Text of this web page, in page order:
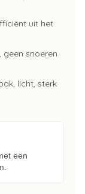
uit het
snoeren
licht, sterk
een